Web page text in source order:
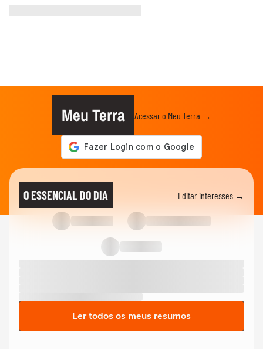
Meu Terra Acessar o Meu Terra →
O ESSENCIAL DO DIA Editar interesses →
Ler todos os meus resumos